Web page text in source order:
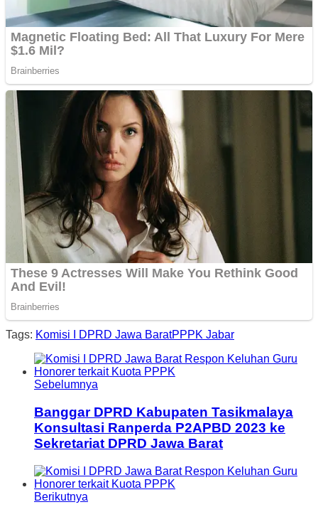
Tags: Komisi I DPRD Jawa BaratPPPK Jabar
Sebelumnya
Banggar DPRD Kabupaten Tasikmalaya
Konsultasi Ranperda P2APBD 2023 ke
Sekretariat DPRD Jawa Barat
Berikutnya